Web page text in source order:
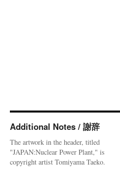
Additional Notes / 謝辞
The artwork in the header, titled
"JAPAN:Nuclear Power Plant," is
copyright artist Tomiyama Taeko.